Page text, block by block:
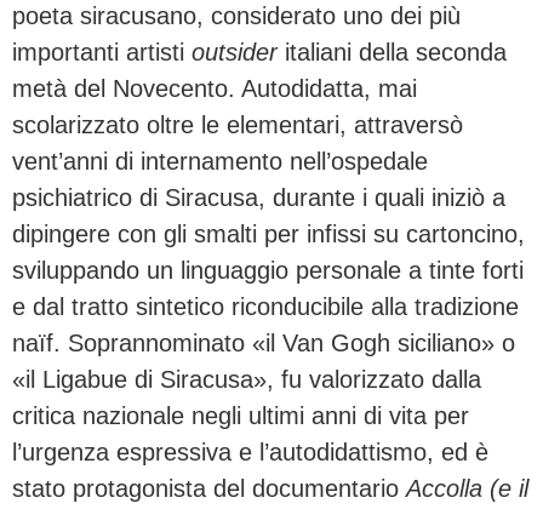
poeta siracusano, considerato uno dei più
importanti artisti outsideritaliani della seconda
metà del Novecento. Autodidatta, mai
scolarizzato oltre le elementari, attraversò
vent’anni di internamento nell’ospedale
psichiatrico di Siracusa, durante i quali iniziò a
dipingere con gli smalti per infissi su cartoncino,
sviluppando un linguaggio personale a tinte forti
e dal tratto sintetico riconducibile alla tradizione
naïf. Soprannominato «il Van Gogh siciliano» o
«il Ligabue di Siracusa», fu valorizzato dalla
critica nazionale negli ultimi anni di vita per
l’urgenza espressiva e l’autodidattismo, ed è
stato protagonista del documentarioAccolla (e il